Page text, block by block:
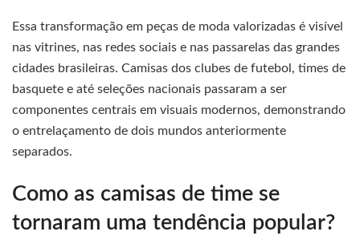
Essa transformação em peças de moda valorizadas é visível
nas vitrines, nas redes sociais e nas passarelas das grandes
cidades brasileiras. Camisas dos clubes de futebol, times de
basquete e até seleções nacionais passaram a ser
componentes centrais em visuais modernos, demonstrando
o entrelaçamento de dois mundos anteriormente
separados.
Como as camisas de time se
tornaram uma tendência popular?